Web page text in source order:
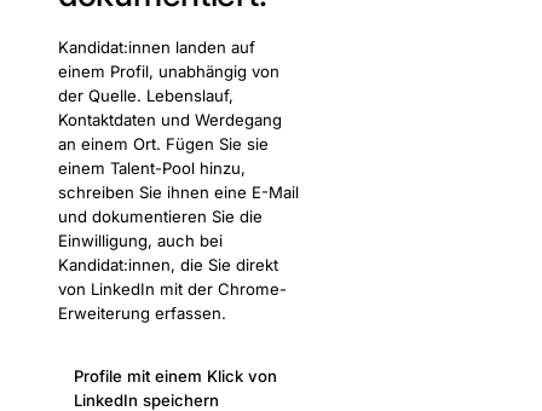
Kandidat:innen landen auf
einem Profil, unabhängig von
der Quelle. Lebenslauf,
Kontaktdaten und Werdegang
an einem Ort. Fügen Sie sie
einem Talent-Pool hinzu,
schreiben Sie ihnen eine E-Mail
und dokumentieren Sie die
Einwilligung, auch bei
Kandidat:innen, die Sie direkt
von LinkedIn mit der Chrome-
Erweiterung erfassen.
Profile mit einem Klick von
LinkedIn speichern